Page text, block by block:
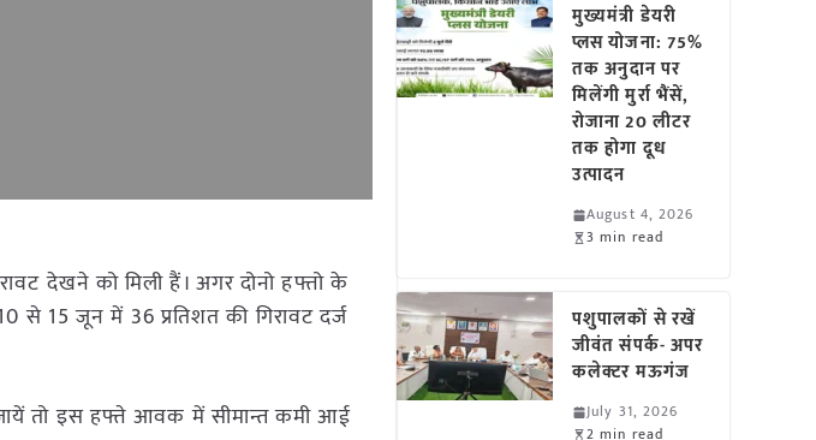
देखने को मिली हैं। अगर दोनो हफ्तो के
15 जून में 36 प्रतिशत की गिरावट दर्ज
तो इस हफ्ते आवक में सीमान्त कमी आई
मुख्यमंत्री डेयरी
प्लस योजना: 75%
तक अनुदान पर
मिलेंगी मुर्रा भैंसें,
रोजाना 20 लीटर
तक होगा दूध
उत्पादन
August 4, 2026
3 min read
पशुपालकों से रखें
जीवंत संपर्क- अपर
कलेक्टर मऊगंज
July 31, 2026
2 min read